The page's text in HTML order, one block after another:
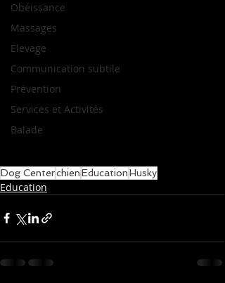
Obéissance
Massages
Elevage
Communication subtile
Prévention
Services et Activités
Balade
Dog CenterchienEducationHusky
Education